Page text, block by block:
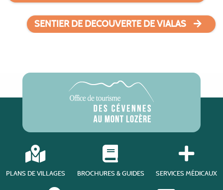
SENTIER DE DECOUVERTE DE VIALAS
PLANS DE VILLAGES BROCHURES & GUIDES SERVICES MÉDICAUX